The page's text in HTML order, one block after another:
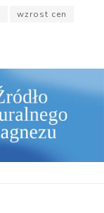
wzrost cen